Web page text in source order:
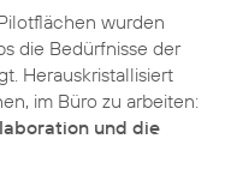
wurden
die Bedürfnisse der
Herauskristallisiert
im Büro zu arbeiten:
und die